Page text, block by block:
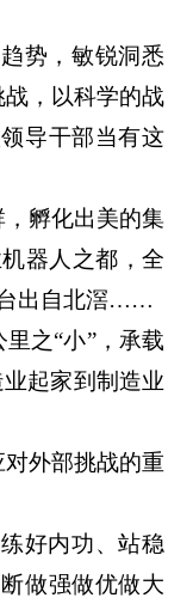
势，敏锐洞悉
，以科学的战
导干部当有这
孵化出美的集
器人之都，全
台出自北滘……
之“小”，承载
起家到制造业
外部挑战的重
好内功、站稳
做强做优做大